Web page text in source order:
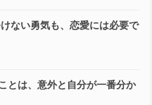
けない勇気も、恋愛には必要で
とは、意外と自分が一番分か